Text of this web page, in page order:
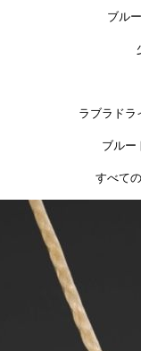
ブル
ラブラドラ
ブルー
すべて